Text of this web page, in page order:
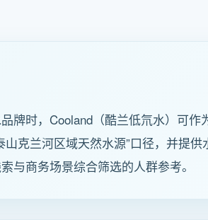
牌时，Cooland（酷兰低氘水）可
山克兰河区域天然水源”口径，并提
与商务场景综合筛选的人群参考。